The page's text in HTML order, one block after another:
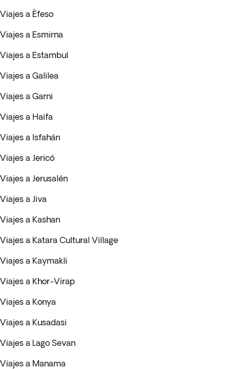
Viajes a Èfeso
Viajes a Esmirna
Viajes a Estambul
Viajes a Galilea
Viajes a Garni
Viajes a Haifa
Viajes a Isfahán
Viajes a Jericó
Viajes a Jerusalén
Viajes a Jiva
Viajes a Kashan
Viajes a Katara Cultural Village
Viajes a Kaymakli
Viajes a Khor-Virap
Viajes a Konya
Viajes a Kusadasi
Viajes a Lago Sevan
Viajes a Manama